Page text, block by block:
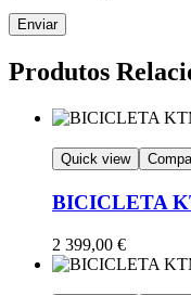
Produtos
Quick view
BICICLETA
2 399,00 €